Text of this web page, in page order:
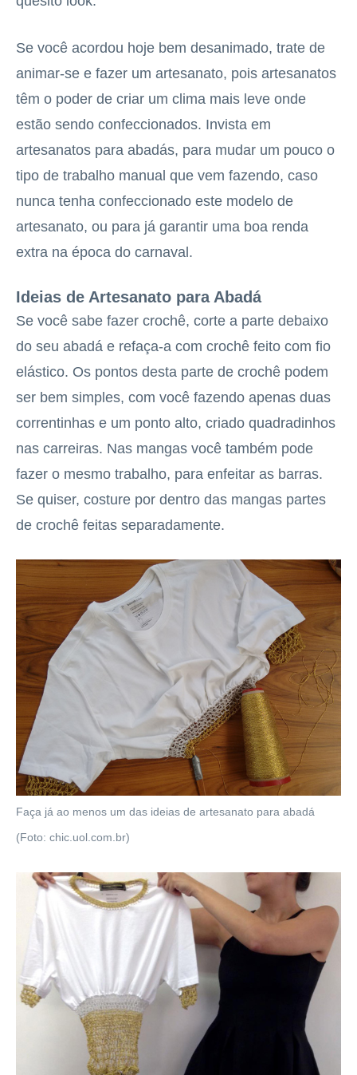
Se você acordou hoje bem desanimado, trate de
animar-se e fazer um artesanato, pois artesanatos
têm o poder de criar um clima mais leve onde
estão sendo confeccionados. Invista em
artesanatos para abadás, para mudar um pouco o
tipo de trabalho manual que vem fazendo, caso
nunca tenha confeccionado este modelo de
artesanato, ou para já garantir uma boa renda
extra na época do carnaval.
Ideias de Artesanato para Abadá
Se você sabe fazer crochê, corte a parte debaixo
do seu abadá e refaça-a com crochê feito com fio
elástico. Os pontos desta parte de crochê podem
ser bem simples, com você fazendo apenas duas
correntinhas e um ponto alto, criado quadradinhos
nas carreiras. Nas mangas você também pode
fazer o mesmo trabalho, para enfeitar as barras.
Se quiser, costure por dentro das mangas partes
de crochê feitas separadamente.
Faça já ao menos um das ideias de artesanato para abadá
(Foto: chic.uol.com.br)